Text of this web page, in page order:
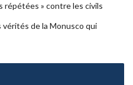
répétées » contre les civils
vérités de la Monusco qui